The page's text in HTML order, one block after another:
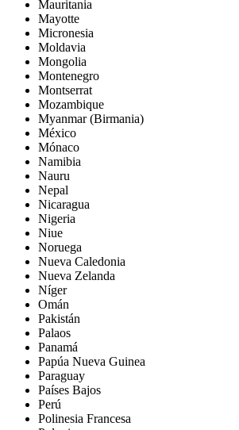
Mauritania
Mayotte
Micronesia
Moldavia
Mongolia
Montenegro
Montserrat
Mozambique
Myanmar (Birmania)
México
Mónaco
Namibia
Nauru
Nepal
Nicaragua
Nigeria
Niue
Noruega
Nueva Caledonia
Nueva Zelanda
Níger
Omán
Pakistán
Palaos
Panamá
Papúa Nueva Guinea
Paraguay
Países Bajos
Perú
Polinesia Francesa